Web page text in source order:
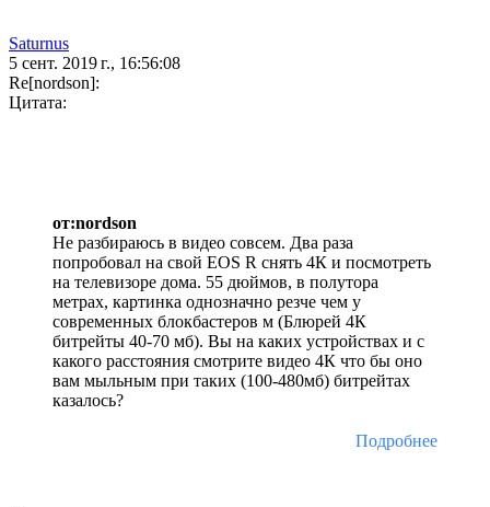
Saturnus
5 сент. 2019 г., 16:56:08
Re[nordson]:
Цитата:
от:nordson
Не разбираюсь в видео совсем. Два раза
попробовал на свой EOS R снять 4К и посмотреть
на телевизоре дома. 55 дюймов, в полутора
метрах, картинка однозначно резче чем у
современных блокбастеров м (Блюрей 4К
битрейты 40-70 мб). Вы на каких устройствах и с
какого расстояния смотрите видео 4К что бы оно
вам мыльным при таких (100-480мб) битрейтах
казалось?
Подробнее